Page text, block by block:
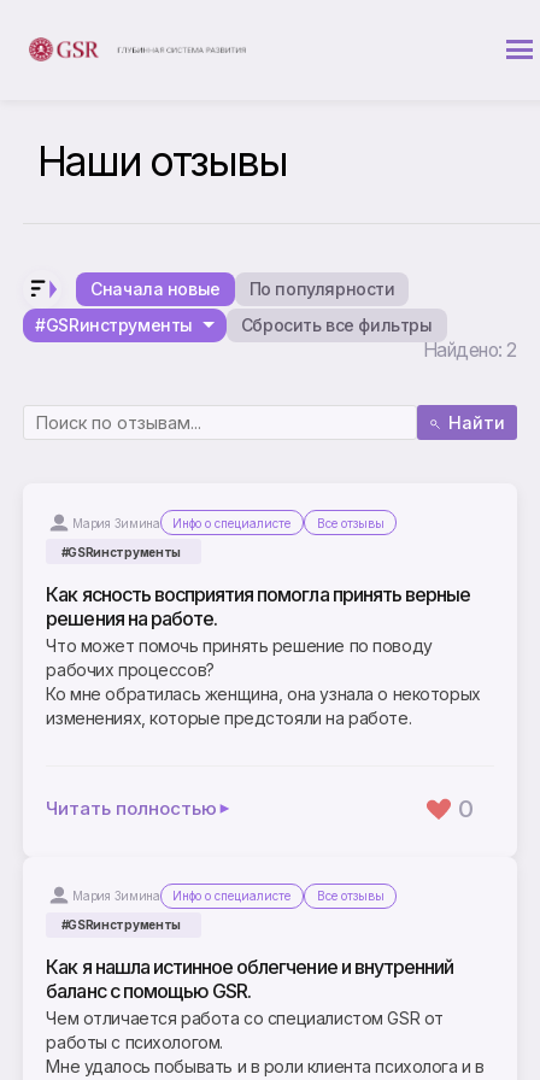
Наши отзывы
Сначала новые
По популярности
#GSRинструменты
Сбросить все фильтры
Найдено: 2
Найти
Мария Зимина Инфо о специалисте
Все отзывы
#GSRинструменты
Как ясность восприятия помогла принять верные
решения на работе.
Что может помочь принять решение по поводу
рабочих процессов?
Ко мне обратилась женщина, она узнала о некоторых
изменениях, которые предстояли на работе.
Читать полностью 0
Мария Зимина Инфо о специалисте
Все отзывы
#GSRинструменты
Как я нашла истинное облегчение и внутренний
баланс с помощью GSR.
Чем отличается работа со специалистом GSR от
работы с психологом.
Мне удалось побывать и в роли клиента психолога и в